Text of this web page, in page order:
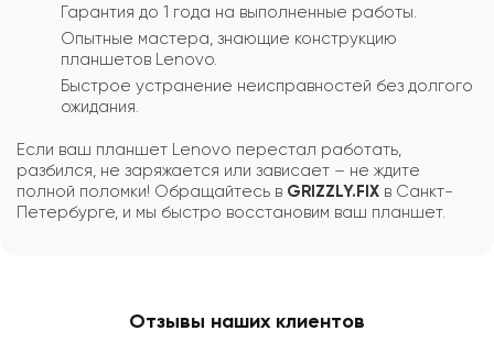
Гарантия до 1 года на выполненные работы.
Опытные мастера, знающие конструкцию
планшетов Lenovo.
Быстрое устранение неисправностей без долгого
ожидания.
Если ваш планшет Lenovo перестал работать,
разбился, не заряжается или зависает – не ждите
полной поломки! Обращайтесь в GRIZZLY.FIX в Санкт-
Петербурге, и мы быстро восстановим ваш планшет.
Отзывы наших клиентов